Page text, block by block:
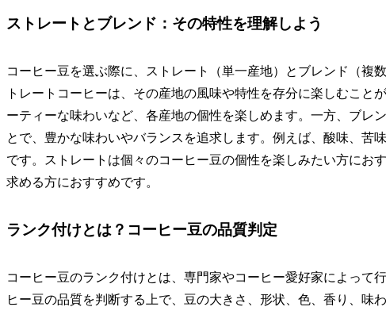
ストレートとブレンド：その特性を理解しよう
コーヒー豆を選ぶ際に、ストレート（単一産地）とブレンド（複
トレートコーヒーは、その産地の風味や特性を存分に楽しむこと
ーティーな味わいなど、各産地の個性を楽しめます。一方、ブレ
とで、豊かな味わいやバランスを追求します。例えば、酸味、苦
です。ストレートは個々のコーヒー豆の個性を楽しみたい方にお
求める方におすすめです。
ランク付けとは？コーヒー豆の品質判定
コーヒー豆のランク付けとは、専門家やコーヒー愛好家によって
ヒー豆の品質を判断する上で、豆の大きさ、形状、色、香り、味